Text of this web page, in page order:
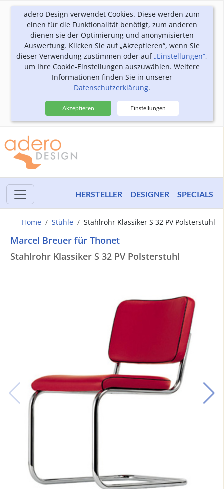
adero Design verwendet Cookies. Diese werden zum
einen für die Funktionalität benötigt, zum anderen
dienen sie der Optimierung und anonymisierten
Auswertung. Klicken Sie auf „Akzeptieren“, wenn Sie
dieser Verwendung zustimmen oder auf„Einstellungen“,
um Ihre Cookie-Einstellungen auszuwählen. Weitere
Informationen finden Sie in unserer
Datenschutzerklärung.
Akzeptieren Einstellungen
HERSTELLER DESIGNER SPECIALS
Home Stühle Stahlrohr Klassiker S 32 PV Polsterstuhl
Marcel Breuer für Thonet
Stahlrohr Klassiker S 32 PV Polsterstuhl